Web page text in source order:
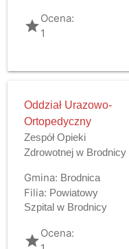
gradeOcena:
1
Oddział Urazowo-
Ortopedyczny
Zespół Opieki
Zdrowotnej w Brodnicy
Gmina: Brodnica
Filia: Powiatowy
Szpital w Brodnicy
gradeOcena: